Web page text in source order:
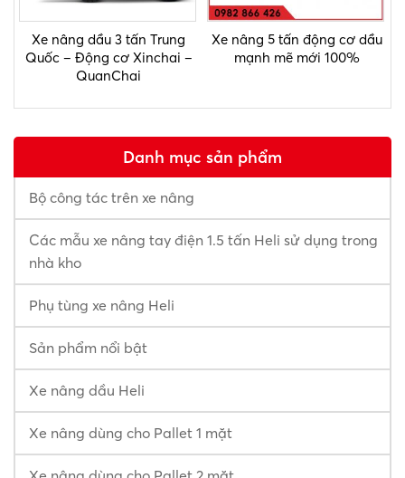
Xe nâng dầu 3 tấn Trung
Quốc – Động cơ Xinchai –
QuanChai
Xe nâng 5 tấn động cơ dầu
mạnh mẽ mới 100%
Danh mục sản phẩm
Bộ công tác trên xe nâng
Các mẫu xe nâng tay điện 1.5 tấn Heli sử dụng trong
nhà kho
Phụ tùng xe nâng Heli
Sản phẩm nổi bật
Xe nâng dầu Heli
Xe nâng dùng cho Pallet 1 mặt